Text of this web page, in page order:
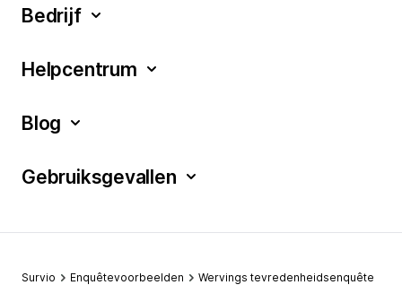
Bedrijf
Helpcentrum
Blog
Gebruiksgevallen
Survio Enquêtevoorbeelden Wervings tevredenheidsenquête